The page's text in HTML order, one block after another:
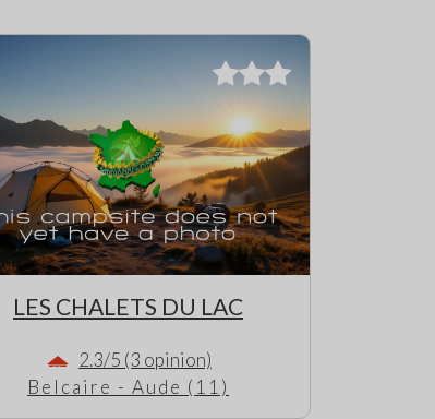
LES CHALETS DU LAC
2.3/5 (3 opinion)
Belcaire - Aude (11)